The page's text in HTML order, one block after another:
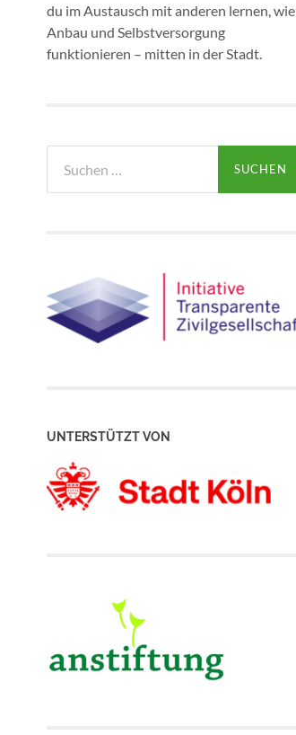
du im Austausch mit anderen lernen, wie
Anbau und Selbstversorgung
funktionieren – mitten in der Stadt.
nach:
UNTERSTÜTZT VON